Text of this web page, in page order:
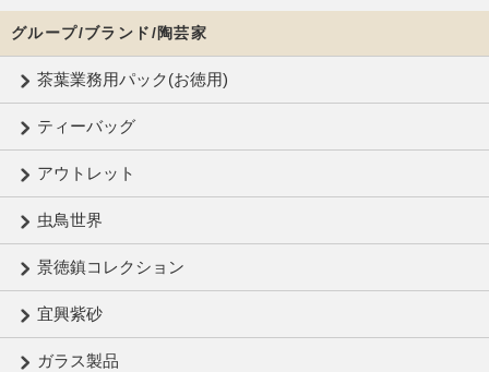
グループ/ブランド/陶芸家
茶葉業務用パック(お徳用)
ティーバッグ
アウトレット
虫鳥世界
景徳鎮コレクション
宜興紫砂
ガラス製品